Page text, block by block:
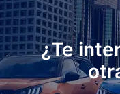
¿Te